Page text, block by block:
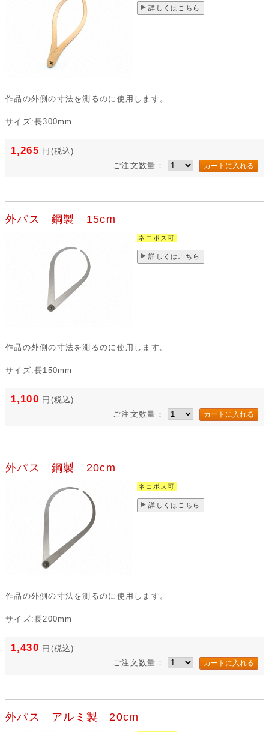
詳しくはこちら
作品の外側の寸法を測るのに使用します。
サイズ:長300mm
1,265 円 (税込)
ご注文数量：
外パス 鋼製 15cm
ネコポス可
詳しくはこちら
作品の外側の寸法を測るのに使用します。
サイズ:長150mm
1,100 円 (税込)
ご注文数量：
外パス 鋼製 20cm
ネコポス可
詳しくはこちら
作品の外側の寸法を測るのに使用します。
サイズ:長200mm
1,430 円 (税込)
ご注文数量：
外パス アルミ製 20cm